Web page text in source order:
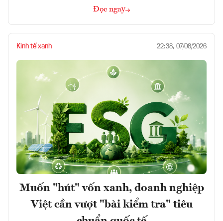
Đọc ngay
Kinh tế xanh 22:38, 07/08/2026
Muốn "hút" vốn xanh, doanh nghiệp
Việt cần vượt "bài kiểm tra" tiêu